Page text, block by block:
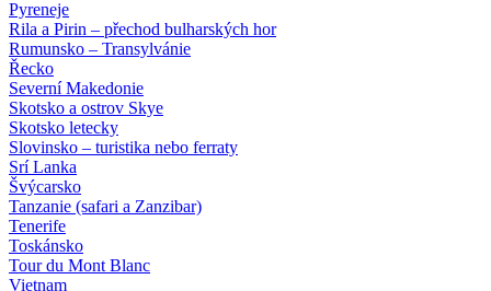
Pyreneje
Rila a Pirin – přechod bulharských hor
Rumunsko – Transylvánie
Řecko
Severní Makedonie
Skotsko a ostrov Skye
Skotsko letecky
Slovinsko – turistika nebo ferraty
Srí Lanka
Švýcarsko
Tanzanie (safari a Zanzibar)
Tenerife
Toskánsko
Tour du Mont Blanc
Vietnam